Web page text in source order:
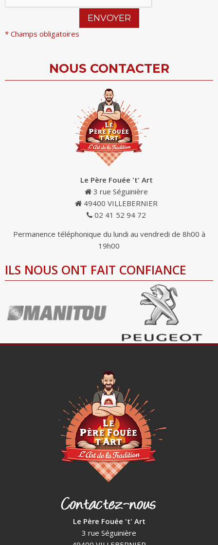
* Champs obligatoires
NOUS CONTACTER
Le Père Fouée 't' Art
3 rue Séguinière
49400 VILLEBERNIER
02 41 52 94 72
Permanence téléphonique du lundi au vendredi de 8h00 à
19h00
ILS NOUS ONT FAIT CONFIANCE
Le Père Fouée 't' Art
3 rue Séguinière